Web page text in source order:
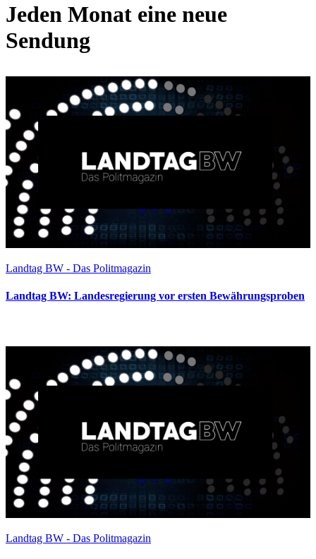
Jeden Monat eine neue
Sendung
Landtag BW - Das Politmagazin
Landtag BW: Landesregierung vor ersten Bewährungsproben
Landtag BW - Das Politmagazin